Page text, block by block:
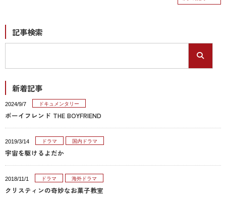
記事検索
新着記事
2024/9/7 ドキュメンタリー
ボーイフレンド THE BOYFRIEND
2019/3/14 ドラマ 国内ドラマ
宇宙を駆けるよだか
2018/11/1 ドラマ 海外ドラマ
クリスティンの奇妙なお菓子教室